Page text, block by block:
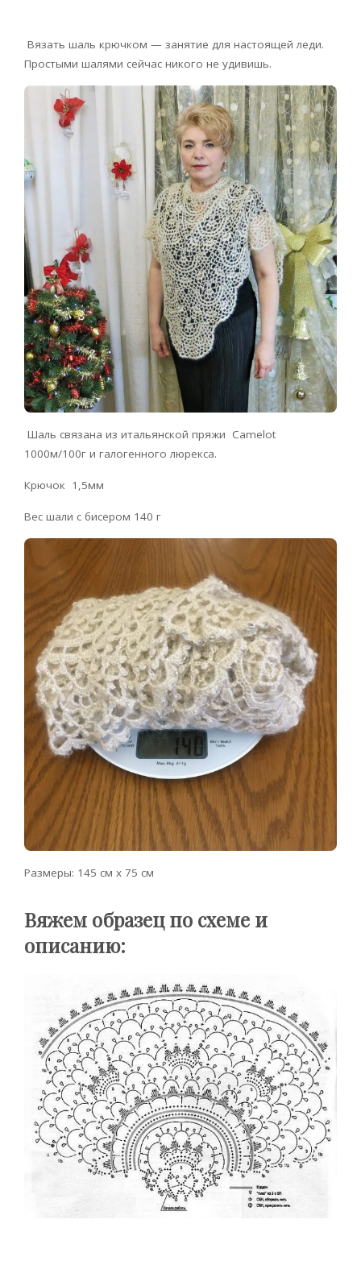
Вязать шаль крючком — занятие для настоящей леди.
Простыми шалями сейчас никого не удивишь.
Шаль связана из итальянской пряжи Camelot
1000м/100г и галогенного люрекса.
Крючок 1,5мм
Вес шали с бисером 140 г
Размеры: 145 см х 75 см
Вяжем образец по схеме и
описанию: